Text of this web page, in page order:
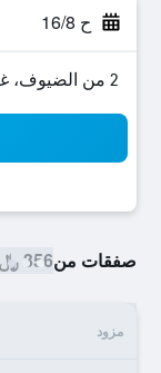
ح 16/8
2 من الضيوف، غرفة واحدة
صفقات من356 ﷼
مزود